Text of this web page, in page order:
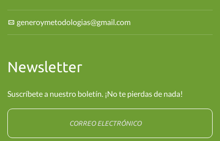
generoymetodologias@gmail.com
Newsletter
Suscríbete a nuestro boletín. ¡No te pierdas de nada!